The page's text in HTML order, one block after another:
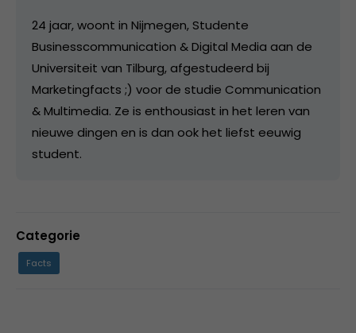
24 jaar, woont in Nijmegen, Studente
Businesscommunication & Digital Media aan de
Universiteit van Tilburg, afgestudeerd bij
Marketingfacts ;) voor de studie Communication
& Multimedia. Ze is enthousiast in het leren van
nieuwe dingen en is dan ook het liefst eeuwig
student.
Categorie
Facts